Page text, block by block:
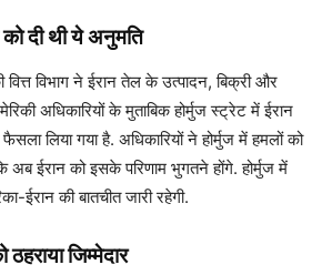
दी थी ये अनुमति
विभाग ने ईरान तेल के उत्पादन, बिक्री और
अधिकारियों के मुताबिक होर्मुज स्ट्रेट में ईरान
लिया गया है. अधिकारियों ने होर्मुज में हमलों को
अब ईरान को इसके परिणाम भुगतने होंगे. होर्मुज में
ईरान की बातचीत जारी रहेगी.
जिम्मेदार